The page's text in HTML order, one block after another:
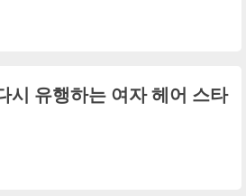
시 유행하는 여자 헤어 스타